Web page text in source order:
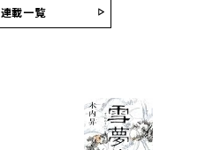
連載一覧